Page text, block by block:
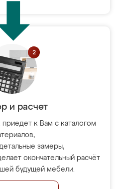
и расчет
к Вам с каталогом
замеры,
окончательный расчёт
будущей мебели.